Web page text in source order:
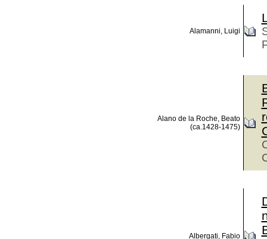
Alamanni, Luigi
Alano de la Roche, Beato
(ca.1428-1475)
Albergati, Fabio